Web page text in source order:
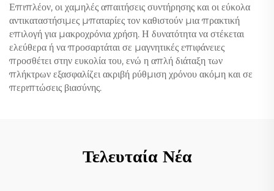
Επιπλέον, οι χαμηλές απαιτήσεις συντήρησης και οι εύκολα
αντικαταστήσιμες μπαταρίες τον καθιστούν μια πρακτική
επιλογή για μακροχρόνια χρήση. Η δυνατότητα να στέκεται
ελεύθερα ή να προσαρτάται σε μαγνητικές επιφάνειες
προσθέτει στην ευκολία του, ενώ η απλή διάταξη των
πλήκτρων εξασφαλίζει ακριβή ρύθμιση χρόνου ακόμη και σε
περιπτώσεις βιασύνης.
Τελευταία Νέα